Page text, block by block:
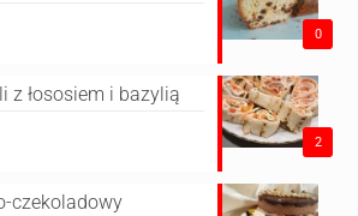
0
2
z łososiem i bazylią
czekoladowy